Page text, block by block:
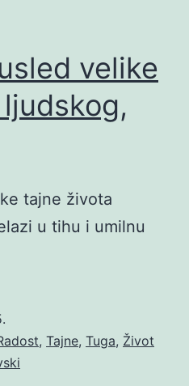
velike
tajne života
u tihu i umilnu
, Tajne, Tuga, Život